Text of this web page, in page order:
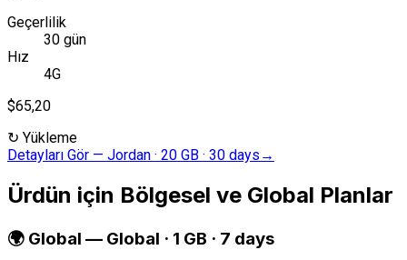
Geçerlilik
30 gün
Hız
4G
$65,20
↻ Yükleme
Detayları Gör — Jordan · 20 GB · 30 days →
Ürdün için Bölgesel ve Global Planlar
🌍 Global — Global · 1 GB · 7 days